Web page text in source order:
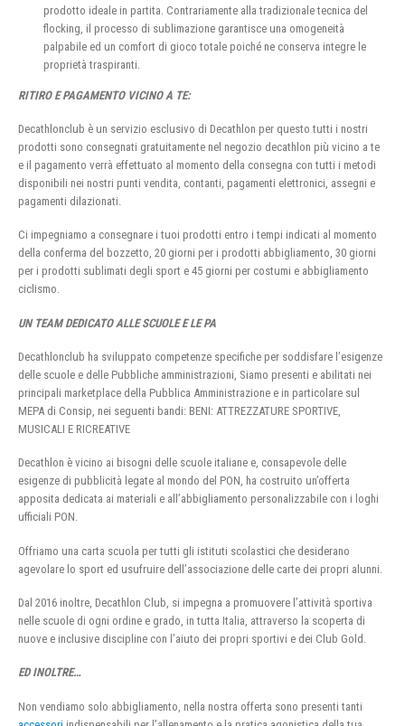
prodotto ideale in partita. Contrariamente alla tradizionale tecnica del
flocking, il processo di sublimazione garantisce una omogeneità
palpabile ed un comfort di gioco totale poiché ne conserva integre le
proprietà traspiranti.
RITIRO E PAGAMENTO VICINO A TE:
Decathlonclub è un servizio esclusivo di Decathlon per questo tutti i nostri
prodotti sono consegnati gratuitamente nel negozio decathlon più vicino a te
e il pagamento verrà effettuato al momento della consegna con tutti i metodi
disponibili nei nostri punti vendita, contanti, pagamenti elettronici, assegni e
pagamenti dilazionati.
Ci impegniamo a consegnare i tuoi prodotti entro i tempi indicati al momento
della conferma del bozzetto, 20 giorni per i prodotti abbigliamento, 30 giorni
per i prodotti sublimati degli sport e 45 giorni per costumi e abbigliamento
ciclismo.
UN TEAM DEDICATO ALLE SCUOLE E LE PA
Decathlonclub ha sviluppato competenze specifiche per soddisfare l’esigenze
delle scuole e delle Pubbliche amministrazioni, Siamo presenti e abilitati nei
principali marketplace della Pubblica Amministrazione e in particolare sul
MEPA di Consip, nei seguenti bandi: BENI: ATTREZZATURE SPORTIVE,
MUSICALI E RICREATIVE
Decathlon è vicino ai bisogni delle scuole italiane e, consapevole delle
esigenze di pubblicità legate al mondo del PON, ha costruito un’offerta
apposita dedicata ai materiali e all’abbigliamento personalizzabile con i loghi
ufficiali PON.
Offriamo una carta scuola per tutti gli istituti scolastici che desiderano
agevolare lo sport ed usufruire dell’associazione delle carte dei propri alunni.
Dal 2016 inoltre, Decathlon Club, si impegna a promuovere l’attività sportiva
nelle scuole di ogni ordine e grado, in tutta Italia, attraverso la scoperta di
nuove e inclusive discipline con l’aiuto dei propri sportivi e dei Club Gold.
ED INOLTRE…
Non vendiamo solo abbigliamento, nella nostra offerta sono presenti tanti